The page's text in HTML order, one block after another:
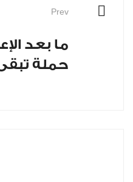
Prev
ما بعد
حملة